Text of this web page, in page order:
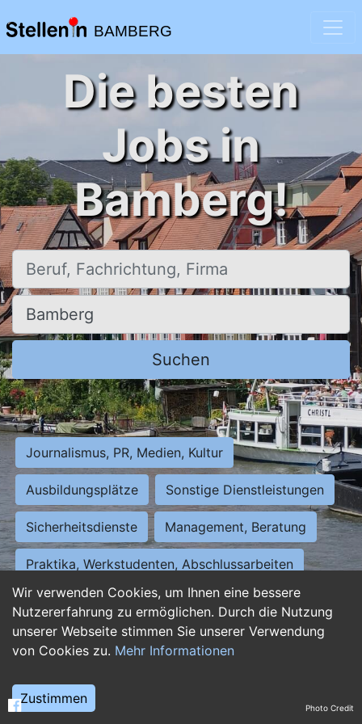
BAMBERG
Wir verwenden Cookies, um Ihnen eine bessere
Nutzererfahrung zu ermöglichen. Durch die Nutzung
unserer Webseite stimmen Sie unserer Verwendung
von Cookies zu. Mehr Informationen
Zustimmen
Die besten
Jobs in
Bamberg!
Beruf, Fachrichtung, Firma
Ort, Stadt
Suchen
Journalismus, PR, Medien, Kultur
Ausbildungsplätze Sonstige Dienstleistungen
Sicherheitsdienste Management, Beratung
Praktika, Werkstudenten, Abschlussarbeiten
Personalwesen Assistenz, Sekretariat
Hilfskräfte, Aushilfs- und Nebenjobs
Weiterbildung, Studium, duale Ausbildung Photo Credit